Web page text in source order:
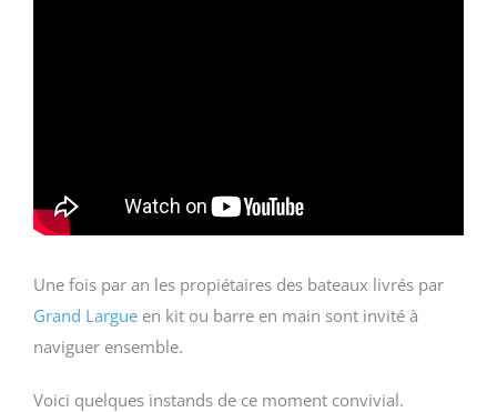
Une fois par an les propiétaires des bateaux livrés par
Grand Largue en kit ou barre en main sont invité à
naviguer ensemble.
Voici quelques instands de ce moment convivial.